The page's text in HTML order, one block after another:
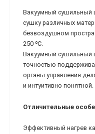
Вакуумный сушильный
сушку различных
безвоздушном
250 ⁰С.
Вакуумный сушильный
точностью
органы управления
и интуитивно понятной.
Отличительные
Эффективный нагрев